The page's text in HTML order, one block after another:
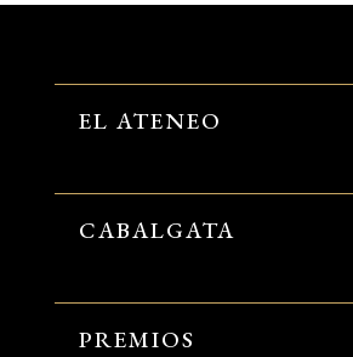
EL ATENEO
CABALGATA
PREMIOS